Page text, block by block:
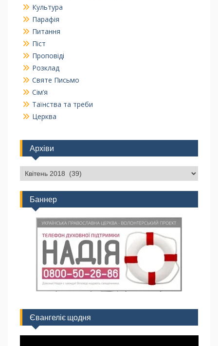
Культура
Парафія
Питання
Піст
Проповіді
Розклад
Святе Письмо
Сім’я
Таїнства та треби
Церква
Архіви
Баннер
Євангеліє щодня